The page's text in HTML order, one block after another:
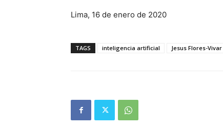
Lima, 16 de enero de 2020
TAGS inteligencia artificial Jesus Flores-Vivar